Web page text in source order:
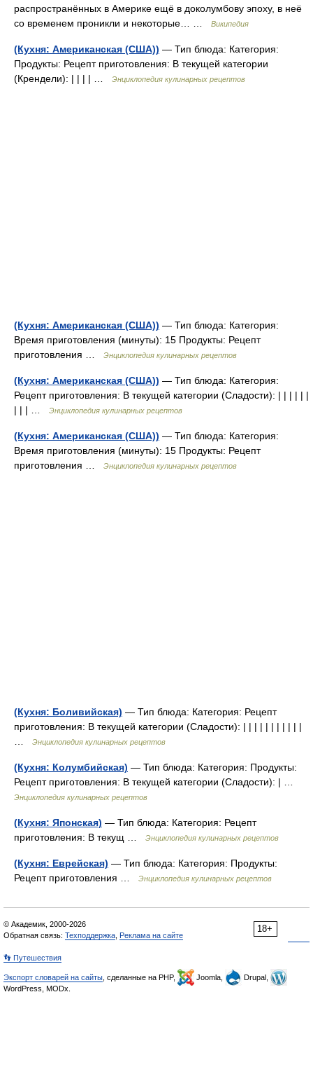
распространённых в Америке ещё в доколумбову эпоху, в неё
со временем проникли и некоторые… …
Википедия
(Кухня: Американская (США)) — Тип блюда: Категория:
Продукты: Рецепт приготовления: В текущей категории
(Крендели): | | | | …
Энциклопедия кулинарных рецептов
(Кухня: Американская (США)) — Тип блюда: Категория:
Время приготовления (минуты): 15 Продукты: Рецепт
приготовления …
Энциклопедия кулинарных рецептов
(Кухня: Американская (США)) — Тип блюда: Категория:
Рецепт приготовления: В текущей категории (Сладости): | | | | | |
| | | …
Энциклопедия кулинарных рецептов
(Кухня: Американская (США)) — Тип блюда: Категория:
Время приготовления (минуты): 15 Продукты: Рецепт
приготовления …
Энциклопедия кулинарных рецептов
(Кухня: Боливийская) — Тип блюда: Категория: Рецепт
приготовления: В текущей категории (Сладости): | | | | | | | | | | |
Энциклопедия кулинарных рецептов
(Кухня: Колумбийская) — Тип блюда: Категория: Продукты:
Рецепт приготовления: В текущей категории (Сладости): | …
Энциклопедия кулинарных рецептов
(Кухня: Японская) — Тип блюда: Категория: Рецепт
приготовления: В текущ …
Энциклопедия кулинарных рецептов
(Кухня: Еврейская) — Тип блюда: Категория: Продукты:
Рецепт приготовления …
Энциклопедия кулинарных рецептов
18+
© Академик, 2000-2026
Обратная связь: Техподдержка Реклама на сайте
👣 Путешествия
Экспорт словарей на сайты , сделанные на PHP, Joomla,
Drupal,
WordPress, MODx.